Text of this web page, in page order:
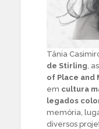
Tânia
de Stirling,
of Place and
em cultura
legados
memória,
diversos